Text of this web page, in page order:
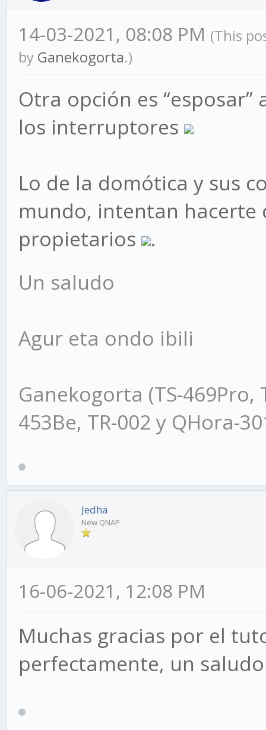
14-03-2021, 08:08 PM (This
by Ganekogorta.)
Otra opción es
los interruptores
Lo de la domótica y sus
mundo, intentan hacerte
propietarios
.
Un saludo
Agur eta ondo ibili
Ganekogorta (TS-469Pro,
453Be, TR-002 y QHora-
Jedha
New QNAP
16-06-2021, 12:08 PM
Muchas gracias por el
perfectamente, un saludo